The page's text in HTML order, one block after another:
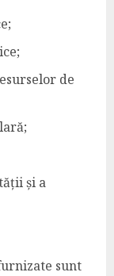
de
și a
sunt